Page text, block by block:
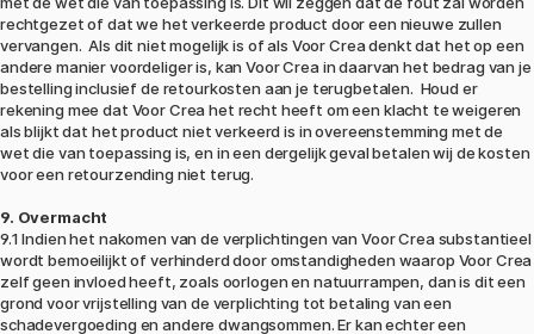
rechtgezet of dat we het verkeerde product door een nieuwe zullen
vervangen. Als dit niet mogelijk is of als Voor Crea denkt dat het op een
andere manier voordeliger is, kan Voor Crea in daarvan het bedrag van je
bestelling inclusief de retourkosten aan je terugbetalen. Houd er
rekening mee dat Voor Crea het recht heeft om een klacht te weigeren
als blijkt dat het product niet verkeerd is in overeenstemming met de
wet die van toepassing is, en in een dergelijk geval betalen wij de kosten
voor een retourzending niet terug.
9. Overmacht
9.1 Indien het nakomen van de verplichtingen van Voor Crea substantieel
wordt bemoeilijkt of verhinderd door omstandigheden waarop Voor Crea
zelf geen invloed heeft, zoals oorlogen en natuurrampen, dan is dit een
grond voor vrijstelling van de verplichting tot betaling van een
schadevergoeding en andere dwangsommen. Er kan echter een